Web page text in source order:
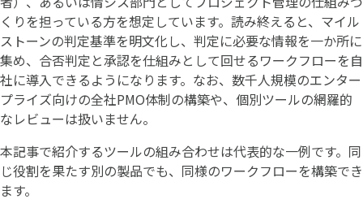
くりを担っている方を想定しています。読み終えると、マイル
ストーンの判定基準を明文化し、判定に必要な情報を一か所に
集め、合否判定と承認を仕組みとして回せるワークフローを自
社に導入できるようになります。なお、数千人規模のエンター
プライズ向けの全社PMO体制の構築や、個別ツールの網羅的
なレビューは扱いません。
本記事で紹介するツールの組み合わせは代表的な一例です。同
じ役割を果たす別の製品でも、同様のワークフローを構築でき
ます。